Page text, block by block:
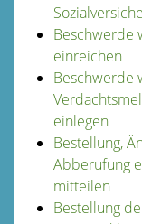
Beschwerde
einreichen
Beschwerde
einlegen
Bestellung,
Abberufung
mitteilen
Bestellung